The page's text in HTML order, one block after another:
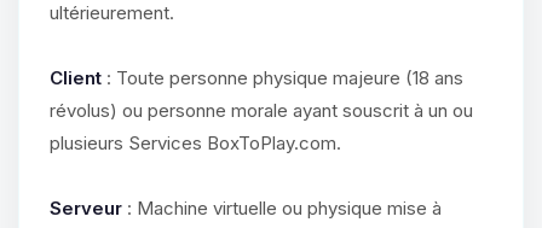
ultérieurement.
Client : Toute personne physique majeure (18 ans
révolus) ou personne morale ayant souscrit à un ou
plusieurs Services BoxToPlay.com.
Serveur : Machine virtuelle ou physique mise à